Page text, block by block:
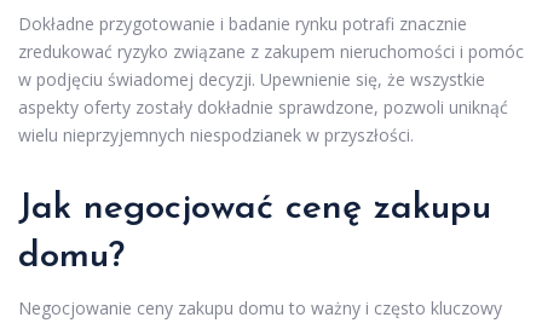
Dokładne przygotowanie i badanie rynku potrafi znacznie
zredukować ryzyko związane z zakupem nieruchomości i pomóc
w podjęciu świadomej decyzji. Upewnienie się, że wszystkie
aspekty oferty zostały dokładnie sprawdzone, pozwoli uniknąć
wielu nieprzyjemnych niespodzianek w przyszłości.
Jak negocjować cenę zakupu
domu?
Negocjowanie ceny zakupu domu to ważny i często kluczowy